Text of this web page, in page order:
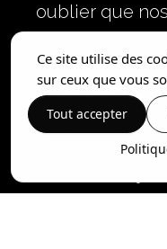
oublier que
privilégient la
Choisir de
expertise, c'est
la qualité pour
devis sans
Ce site utilise des
sur ceux que vous
Tout accepter